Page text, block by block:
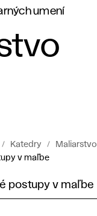
umení
Katedry
Maliarstvo
v maľbe
postupy v maľbe